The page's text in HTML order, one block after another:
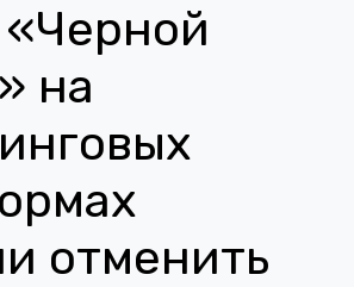
на
отменить